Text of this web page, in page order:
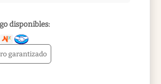
disponibles:
garantizado